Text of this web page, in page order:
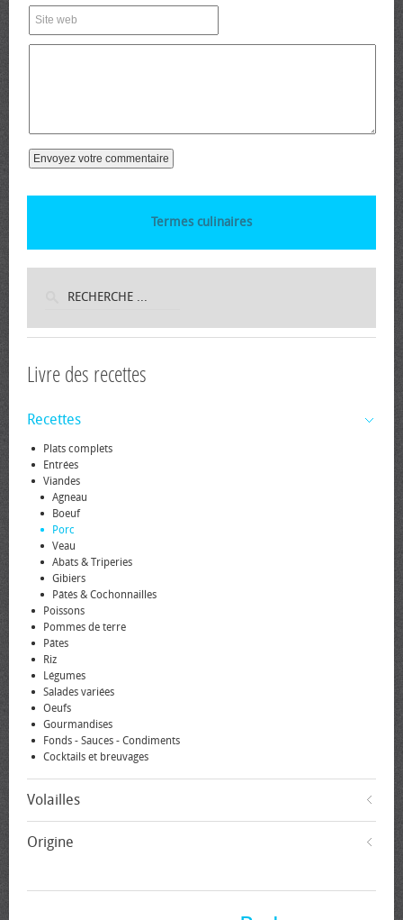
Termes culinaires
Livre des recettes
Recettes
Plats complets
Entrées
Viandes
Agneau
Boeuf
Porc
Veau
Abats & Triperies
Gibiers
Pâtés & Cochonnailles
Poissons
Pommes de terre
Pâtes
Riz
Légumes
Salades variées
Oeufs
Gourmandises
Fonds - Sauces - Condiments
Cocktails et breuvages
Volailles
Origine